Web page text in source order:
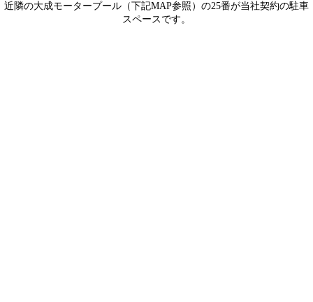
近隣の大成モータープール（下記MAP参照）の25番が当社契約の駐車
スペースです。